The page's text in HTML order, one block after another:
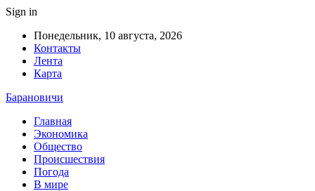
Sign in
Понедельник, 10 августа, 2026
Контакты
Лента
Карта
Барановичи
Главная
Экономика
Общество
Происшествия
Погода
В мире